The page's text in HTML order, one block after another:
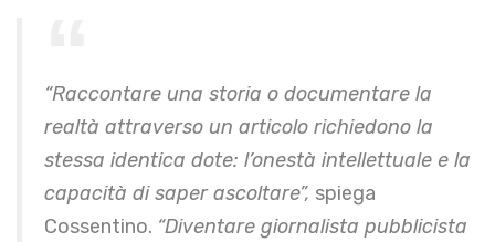
“Raccontare una storia o documentare la
realtà attraverso un articolo richiedono la
stessa identica dote: l’onestà intellettuale e la
capacità di saper ascoltare”, spiega
Cossentino. “Diventare giornalista pubblicista